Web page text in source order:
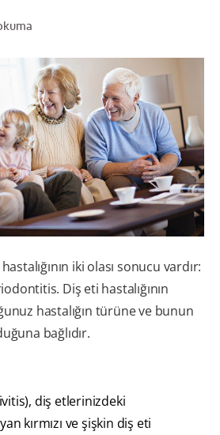
TR (TR)
KAYIT OL
iki olası sonucu vardır:
Diş eti hastalığının
hastalığın türüne ve bunun
bağlıdır.
diş etlerinizdeki
kırmızı ve şişkin diş eti